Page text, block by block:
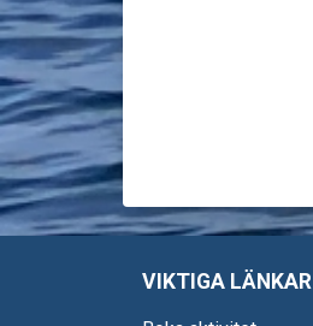
VIKTIGA LÄNKAR